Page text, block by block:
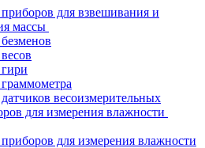
для взвешивания и
массы
весоизмерительных
для измерения влажности
для измерения влажности